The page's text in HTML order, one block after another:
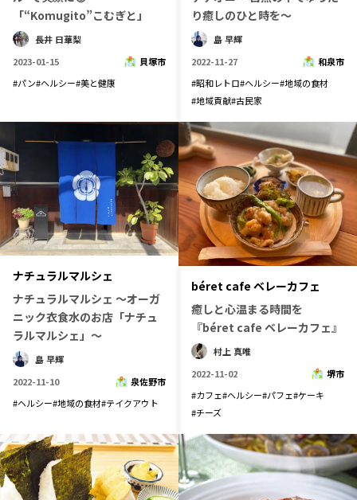
沖縄エリア
カテゴリから探す
特集コンテンツ
地域を代表する 企業100選
プレスリリース
行政連携記事
MILCプロジェクト
選出企業特別対談
Localist
SDGsの先駆者
イベント
飲食店
地域豆知識
ニッポンの百選大全集
Sporkle
「人」から探す
アンバサダー
「“Komugito”こむぎと」
長井 日華梨
2023-01-15
貝塚市
#パン#ヘルシー#美と健康
り癒しのひと時を～
島 早輝
2022-11-27
和泉市
#昭和レトロ#ヘルシー#地域の食材
#地域貢献#古民家
ナチュラルマルシェ
ナチュラルマルシェ ～オーガ
ニック衣食水のお店「ナチュ
ラルマルシェ」～
島 早輝
2022-11-10
泉佐野市
#ヘルシー#地域の食材#テイクアウト
béret cafe ベレーカフェ
癒しと心温まる時間を
『béret cafe ベレーカフェ』
村上 真唯
2022-11-02
堺市
#カフェ#ヘルシー#パフェ#ケーキ
#チーズ